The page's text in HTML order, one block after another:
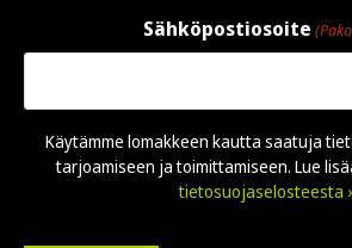
Sähköpostiosoite
Käytämme lomakkeen kautta saatuja
tarjoamiseen ja toimittamiseen. Lue
tietosuojaselosteesta